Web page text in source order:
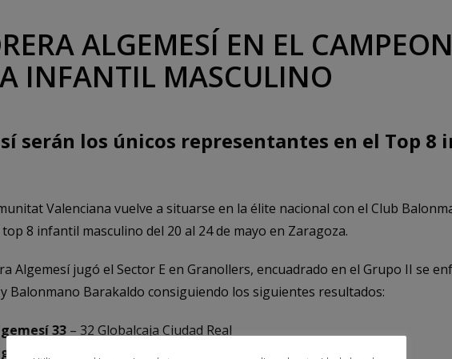
ALGEMESÍ EN EL
INFANTIL MASCULINO
serán los únicos representantes en el Top 8
Valenciana vuelve a situarse en la élite nacional con el Club
8 infantil masculino del 20 al 24 de mayo en Zaragoza.
Algemesí jugó el Sector E en Granollers, encuadrado en el Grupo II se
y Balonmano Barakaldo consiguiendo los siguientes resultados:
33 – 32 Globalcaja Ciudad Real
42